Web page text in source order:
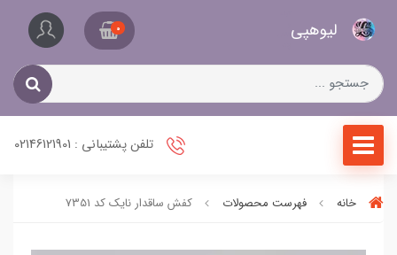
لیو‌هپی 0
تلفن پشتیبانی : 02146121901
خانه فهرست محصولات کفش ساقدار نایک کد 7351